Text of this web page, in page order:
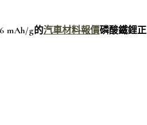
mAh/g的汽車材料報價磷酸鐵鋰正